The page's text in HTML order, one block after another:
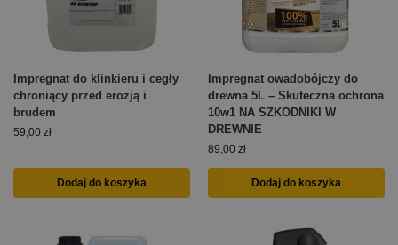
Impregnat do klinkieru i cegły
chroniący przed erozją i
brudem
59,00 zł
Dodaj do koszyka
Impregnat owadobójczy do
drewna 5L – Skuteczna ochrona
10w1 NA SZKODNIKI W
DREWNIE
89,00 zł
Dodaj do koszyka